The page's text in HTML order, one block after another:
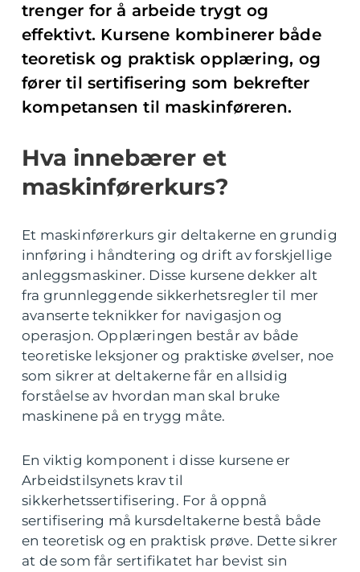
trenger for å arbeide trygt og
effektivt. Kursene kombinerer både
teoretisk og praktisk opplæring, og
fører til sertifisering som bekrefter
kompetansen til maskinføreren.
Hva innebærer et
maskinførerkurs?
Et maskinførerkurs gir deltakerne en grundig
innføring i håndtering og drift av forskjellige
anleggsmaskiner. Disse kursene dekker alt
fra grunnleggende sikkerhetsregler til mer
avanserte teknikker for navigasjon og
operasjon. Opplæringen består av både
teoretiske leksjoner og praktiske øvelser, noe
som sikrer at deltakerne får en allsidig
forståelse av hvordan man skal bruke
maskinene på en trygg måte.
En viktig komponent i disse kursene er
Arbeidstilsynets krav til
sikkerhetssertifisering. For å oppnå
sertifisering må kursdeltakerne bestå både
en teoretisk og en praktisk prøve. Dette sikrer
at de som får sertifikatet har bevist sin